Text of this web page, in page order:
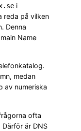
i
reda på vilken
Denna
Name
medan
av numeriska
ofta
är DNS